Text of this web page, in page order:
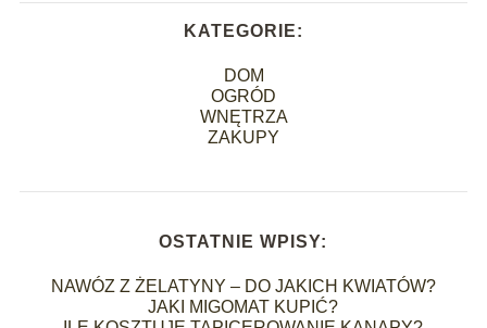
KATEGORIE:
DOM
OGRÓD
WNĘTRZA
ZAKUPY
OSTATNIE WPISY:
NAWÓZ Z ŻELATYNY – DO JAKICH KWIATÓW?
JAKI MIGOMAT KUPIĆ?